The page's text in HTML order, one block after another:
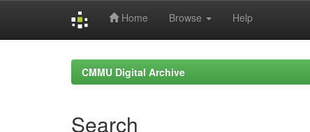
Home Browse Help
CMMU Digital Archive
Search